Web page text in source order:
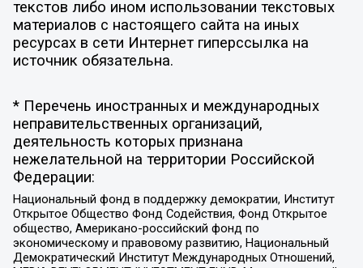
текстов либо ином использовании текстовых
материалов с настоящего сайта на иных
ресурсах в сети Интернет гиперссылка на
источник обязательна.
* Перечень иностранных и международных
неправительственных организаций,
деятельность которых признана
нежелательной на территории Российской
Федерации:
Национальный фонд в поддержку демократии, Институт
Открытое Общество Фонд Содействия, Фонд Открытое
общество, Американо-российский фонд по
экономическому и правовому развитию, Национальный
Демократический Институт Международных Отношений,